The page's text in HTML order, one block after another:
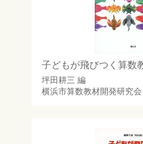
子どもが飛びつく算数
坪田耕三 編
横浜市算数教材開発研究会